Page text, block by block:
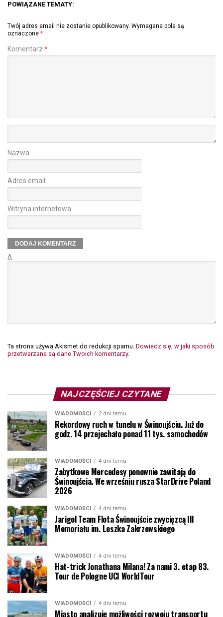
POWIĄZANE TEMATY:
Twój adres email nie zostanie opublikowany. Wymagane pola są
oznaczone *
Komentarz *
Nazwa
Adres email
Witryna internetowa
Δ
Ta strona używa Akismet do redukcji spamu. Dowiedz się, w jaki sposób
przetwarzane są dane Twoich komentarzy.
NAJCZĘŚCIEJ CZYTANE
WIADOMOŚCI 2 dni temu
Rekordowy ruch w tunelu w Świnoujściu. Już do
godz. 14 przejechało ponad 11 tys. samochodów
WIADOMOŚCI 4 dni temu
Zabytkowe Mercedesy ponownie zawitają do
Świnoujścia. We wrześniu rusza StarDrive Poland
2026
WIADOMOŚCI 4 dni temu
Jarigol Team Flota Świnoujście zwycięzcą III
Memoriału im. Leszka Zakrzewskiego
WIADOMOŚCI 4 dni temu
Hat-trick Jonathana Milana! Za nami 3. etap 83.
Tour de Pologne UCI WorldTour
WIADOMOŚCI 4 dni temu
Miasto analizuje możliwości rozwoju transportu